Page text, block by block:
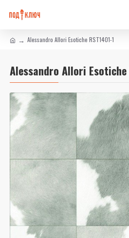
Alessandro Allori Esotiche RST1401-1
Alessandro Allori Esotiche